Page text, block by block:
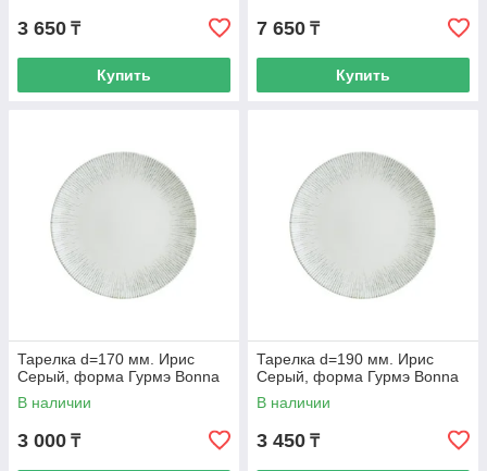
3 650 ₸
Купить
7 650 ₸
Купить
Тарелка d=170 мм. Ирис
Серый, форма Гурмэ Bonna
В наличии
3 000 ₸
Тарелка d=190 мм. Ирис
Серый, форма Гурмэ Bonna
В наличии
3 450 ₸